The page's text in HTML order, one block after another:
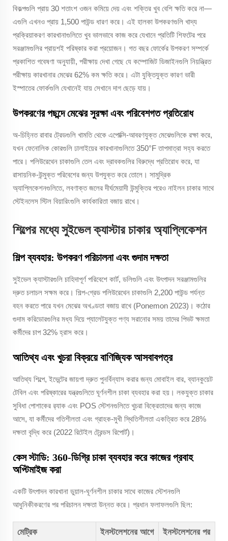
বিকল্পগুলি প্রায় 30 শতাংশ ওজন কমিয়ে দেয় এবং শক্তির খুব বেশি ক্ষতি করে না—
এগুলি এখনও প্রায় 1,500 পাউন্ড ধারণ করে। এই হালকা উপকরণগুলি খাদ্য
প্রক্রিয়াকরণ কারখানাগুলিতে খুব ভালভাবে কাজ করে যেখানে প্রতিটি শিফটের পরে
সরঞ্জামগুলির প্রায়শই পরিষ্কার করা প্রয়োজন। গত বছর ফোর্কের উপকরণ সম্পর্কে
প্রকাশিত গবেষণা অনুযায়ী, পরীক্ষায় দেখা গেছে যে কম্পোজিট ডিজাইনগুলি নিয়ন্ত্রিত
পরীক্ষায় কারখানার মেঝের 62% কম ক্ষতি করে। এটা যুক্তিযুক্ত কারণ ভারী
ইস্পাতের ফোর্কগুলি যেখানেই যায় সেখানে দাগ ছেড়ে যায়।
উপকরণের পছন্দে মেঝের সুরক্ষা এবং পরিবেশগত প্রতিরোধ
অ-চিহ্নিত রাবার ট্রেডগুলি খামতি থেকে এপোক্সি-আবরণযুক্ত মেঝেগুলিকে রক্ষা করে,
যখন ফেনোলিক কোরগুলি ঢালাইয়ের কারখানাগুলিতে 350°F তাপমাত্রা সহ্য করতে
পারে। পলিউরেথেন চাকাগুলি তেল এবং দ্রাবকগুলির বিরুদ্ধে প্রতিরোধ করে, যা
রাসায়নিক-উন্মুক্ত পরিবেশের জন্য উপযুক্ত করে তোলে। সামুদ্রিক
অ্যাপ্লিকেশনগুলিতে, লবণাক্ত জলের দীর্ঘমেয়াদী উন্মুক্তির পরেও নাইলন চাকার সাথে
স্টেইনলেস স্টিল বিয়ারিংগুলি কার্যকারিতা বজায় রাখে।
শিল্পের মধ্যে সুইভেল ক্যাস্টার চাকার অ্যাপ্লিকেশন
শিল্প ব্যবহার: উপকরণ পরিচালনা এবং গুদাম দক্ষতা
সুইভেল ক্যাস্টারগুলি চাহিদাপূর্ণ পরিবেশে কার্ট, ডলিগুলি এবং উৎপাদন সরঞ্জামগুলির
দ্রুত চলাচল সক্ষম করে। শিল্প-গ্রেড পলিউরেথেন চাকাগুলি 2,200 পাউন্ড পর্যন্ত
বহন করতে পারে যখন মেঝের অখণ্ডতা বজায় রাখে (Ponemon 2023)। কঠোর
গুদাম করিডোরগুলির মধ্য দিয়ে প্যালেটযুক্ত পণ্য সরানোর সময় তাদের পিভট ক্ষমতা
কর্মীদের চাপ 32% হ্রাস করে।
আতিথ্য এবং খুচরা বিক্রয়ে বাণিজ্যিক আসবাবপত্র
আতিথ্য শিল্পে, ইভেন্টের জায়গা দ্রুত পুনর্বিন্যাস করার জন্য মোবাইল বার, ব্যানকুয়েট
টেবিল এবং পরিষ্কারের যন্ত্রগুলিতে ঘূর্ণনশীল চাকা ব্যবহার করা হয়। লকযুক্ত চাকার
সুবিধা পোশাকের র‍্যাক এবং POS স্টেশনগুলিতে খুচরা বিক্রেতাদের জন্য কাজে
আসে, যা কর্মীদের গতিশীলতা এবং গ্রাহক-মুখী স্থিতিশীলতা একত্রিত করে 28%
দক্ষতা বৃদ্ধি করে (2022 রিটেইল ট্রেন্ডস রিপোর্ট)।
কেস স্টাডি: 360-ডিগ্রি চাকা ব্যবহার করে কাজের প্রবাহ
অপ্টিমাইজ করা
একটি উৎপাদন কারখানা ডুয়াল-ঘূর্ণনশীল চাকার সাথে কাজের স্টেশনগুলি
আধুনিকীকরণের পর পরিচালন দক্ষতা উন্নত করে। প্রধান ফলাফলগুলি ছিল:
মেট্রিক ইনস্টলেশনের আগে ইনস্টলেশনের পর